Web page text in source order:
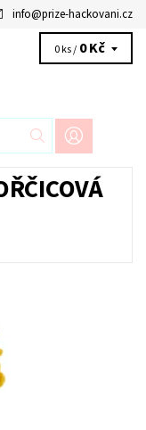
info@prize-hackovani.cz
0 ks / 0 Kč